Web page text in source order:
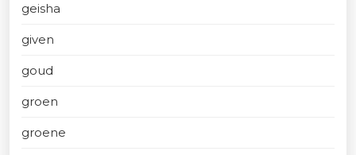
geisha
given
goud
groen
groene